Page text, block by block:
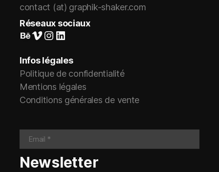
contact (at) graphik-shaker.com
Réseaux sociaux
Suivez-nous sur Behance
Vimeo
Instagram
LinkedIn
Infos légales
Politique de confidentialité
Mentions légales
Conditions générales de vente
Newsletter